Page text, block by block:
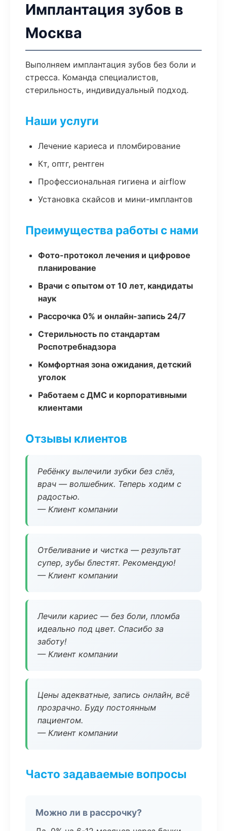
Имплантация зубов в
Москва
Выполняем имплантация зубов без боли и
стресса. Команда специалистов,
стерильность, индивидуальный подход.
Наши услуги
Лечение кариеса и пломбирование
Кт, оптг, рентген
Профессиональная гигиена и airflow
Установка скайсов и мини-имплантов
Преимущества работы с нами
Фото-протокол лечения и цифровое
планирование
Врачи с опытом от 10 лет, кандидаты
наук
Рассрочка 0% и онлайн-запись 24/7
Стерильность по стандартам
Роспотребнадзора
Комфортная зона ожидания, детский
уголок
Работаем с ДМС и корпоративными
клиентами
Отзывы клиентов
Ребёнку вылечили зубки без слёз,
врач — волшебник. Теперь ходим с
радостью.
— Клиент компании
Отбеливание и чистка — результат
супер, зубы блестят. Рекомендую!
— Клиент компании
Лечили кариес — без боли, пломба
идеально под цвет. Спасибо за
заботу!
— Клиент компании
Цены адекватные, запись онлайн, всё
прозрачно. Буду постоянным
пациентом.
— Клиент компании
Часто задаваемые вопросы
Можно ли в рассрочку?